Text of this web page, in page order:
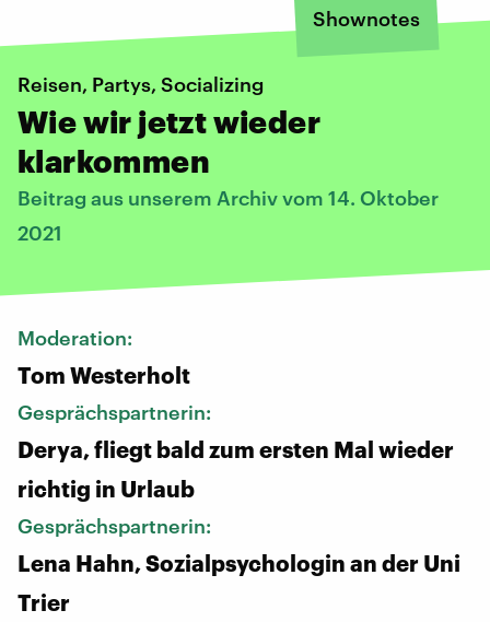
Shownotes
Reisen, Partys, Socializing
Wie wir jetzt wieder
klarkommen
Beitrag aus unserem Archiv vom 14. Oktober
2021
Moderation:
Tom Westerholt
Gesprächspartnerin:
Derya, fliegt bald zum ersten Mal wieder
richtig in Urlaub
Gesprächspartnerin:
Lena Hahn, Sozialpsychologin an der Uni
Trier